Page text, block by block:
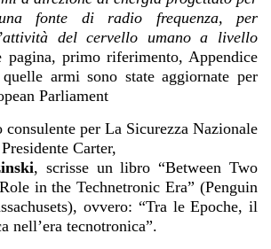
fonte di radio frequenza, per
del cervello umano a livello
pagina, primo riferimento, Appendice
armi sono state aggiornate per
Parliament
per La Sicurezza Nazionale
Carter,
, scrisse un libro “Between Two
in the Technetronic Era” (Penguin
ovvero: “Tra le Epoche, il
nell’era tecnotronica”.